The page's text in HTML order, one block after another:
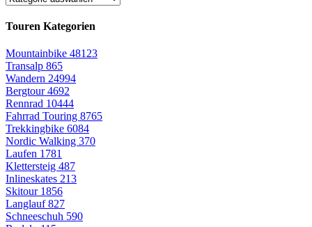
Touren Kategorien
Mountainbike 48123
Transalp 865
Wandern 24994
Bergtour4692
Rennrad 10444
Fahrrad Touring 8765
Trekkingbike 6084
Nordic Walking 370
Laufen 1781
Klettersteig 487
Inlineskates 213
Skitour 1856
Langlauf827
Schneeschuh 590